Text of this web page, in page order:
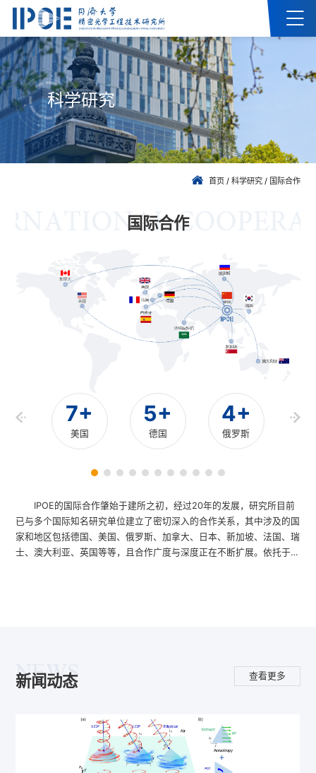
科学研究
首页/ 科学研究/ 国际合作
国际合作
7+
美国
5+
德国
4+
俄罗斯
IPOE的国际合作肇始于建所之初，经过20年的发展，研究所目前
已与多个国际知名研究单位建立了密切深入的合作关系，其中涉及的国
家和地区包括德国、美国、俄罗斯、加拿大、日本、新加坡、法国、瑞
士、澳大利亚、英国等等，且合作广度与深度正在不断扩展。依托于同
新闻动态
NEWS 查看更多